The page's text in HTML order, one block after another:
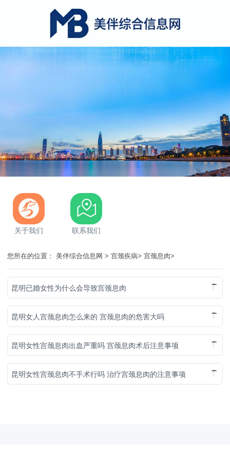
关于我们 联系我们
您所在的位置： 美伴综合信息网 > 宫颈疾病> 宫颈息肉>
昆明已婚女性为什么会导致宫颈息肉
昆明女人宫颈息肉怎么来的 宫颈息肉的危害大吗
昆明女性宫颈息肉出血严重吗 宫颈息肉术后注意事项
昆明女性宫颈息肉不手术行吗 治疗宫颈息肉的注意事项